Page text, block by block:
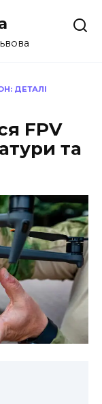
ДЕТАЛІ
FPV
та